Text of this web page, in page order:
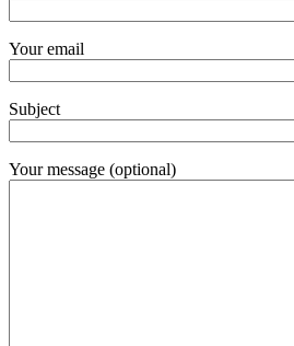
Your email
Subject
Your message (optional)